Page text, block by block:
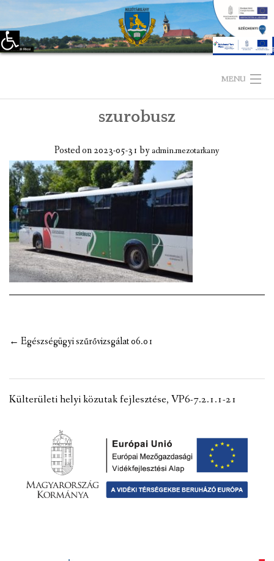
Eszköztár megnyitása
MENU
TELEPÜLÉSÜNKRŐL
LÁTNIVALÓK
KAPCSOLAT
ÖNKORMÁNYZAT
KÉPVISELŐ-TESTÜLET
VÁLASZTÁSI INFORMÁCIÓK
TÁRSULÁS
PÁLYÁZATOK
HIRDETMÉNYEK
ÓVODA ÉS MINI BÖLCSŐDE
szurobusz
Posted on2023-05-31 byadmin.mezotarkany
Post
← Egészségügyi szűrővizsgálat 06.01
Külterületi helyi közutak fejlesztése, VP6-7.2.1.1-21